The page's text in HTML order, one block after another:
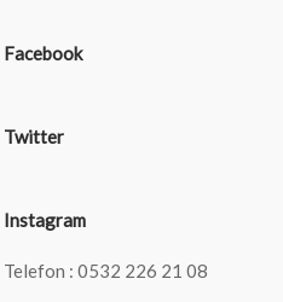
Facebook
Twitter
Instagram
Telefon : 0532 226 21 08